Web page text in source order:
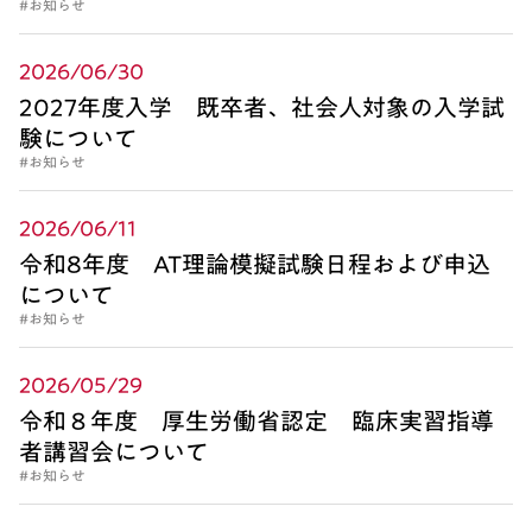
2026/06/30
2027年度入学 既卒者、社会人対象の入学試
験について
#お知らせ
2026/06/11
令和8年度 AT理論模擬試験日程および申込
について
#お知らせ
2026/05/29
令和８年度 厚生労働省認定 臨床実習指導
者講習会について
#お知らせ